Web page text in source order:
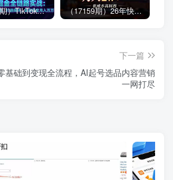
（17216期）TikTok跨境掘金全链路实战：从算法、选品到团队管理，打通闭环，实现稳定月入万刀 （17159期）26年快手无人直播3.0升级玩法，低成本高回报，月入2w+
下一篇
基础到变现全流程，AI起号选品内容营销
一网打尽